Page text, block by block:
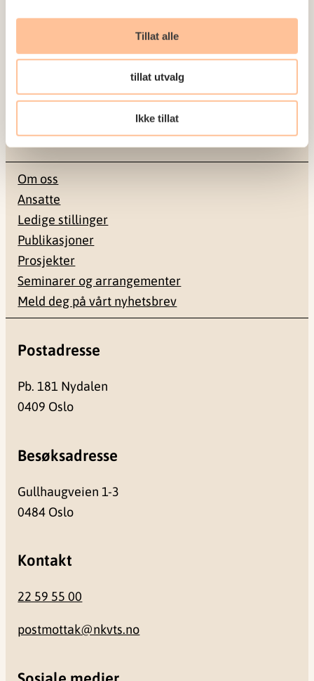
Tillat alle
tillat utvalg
Ikke tillat
NKVTS utvikler og sprer kunnskap og kompetanse
om vold og traumatisk stress. Formålet er å bidra
til å forebygge og redusere de helsemessige og
sosiale konsekvensene som vold og traumatisk
stress kan medføre.
Om oss
Ansatte
Ledige stillinger
Publikasjoner
Prosjekter
Seminarer og arrangementer
Meld deg på vårt nyhetsbrev
Postadresse
Pb. 181 Nydalen
0409 Oslo
Besøksadresse
Gullhaugveien 1-3
0484 Oslo
Kontakt
22 59 55 00
postmottak@nkvts.no